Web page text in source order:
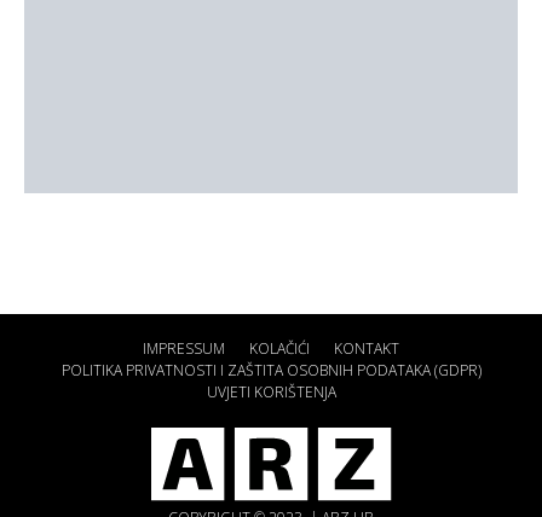
IMPRESSUM KOLAČIĆI
KONTAKT
POLITIKA PRIVATNOSTI I ZAŠTITA OSOBNIH PODATAKA (GDPR)
UVJETI KORIŠTENJA